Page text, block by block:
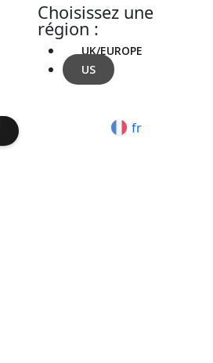
Choisissez une
région :
UK/EUROPE
US
fr